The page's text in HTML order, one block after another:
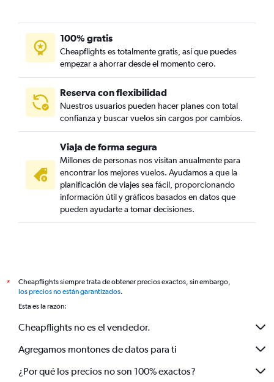
100% gratis
Cheapflights es totalmente gratis, así que puedes
empezar a ahorrar desde el momento cero.
Reserva con flexibilidad
Nuestros usuarios pueden hacer planes con total
confianza y buscar vuelos sin cargos por cambios.
Viaja de forma segura
Millones de personas nos visitan anualmente para
encontrar los mejores vuelos. Ayudamos a que la
planificación de viajes sea fácil, proporcionando
información útil y gráficos basados en datos que
pueden ayudarte a tomar decisiones.
*
Cheapflights siempre trata de obtener precios exactos, sin embargo,
los precios no están garantizados.
Esta es la razón:
Cheapflights no es el vendedor.
Agregamos montones de datos para ti
¿Por qué los precios no son 100% exactos?